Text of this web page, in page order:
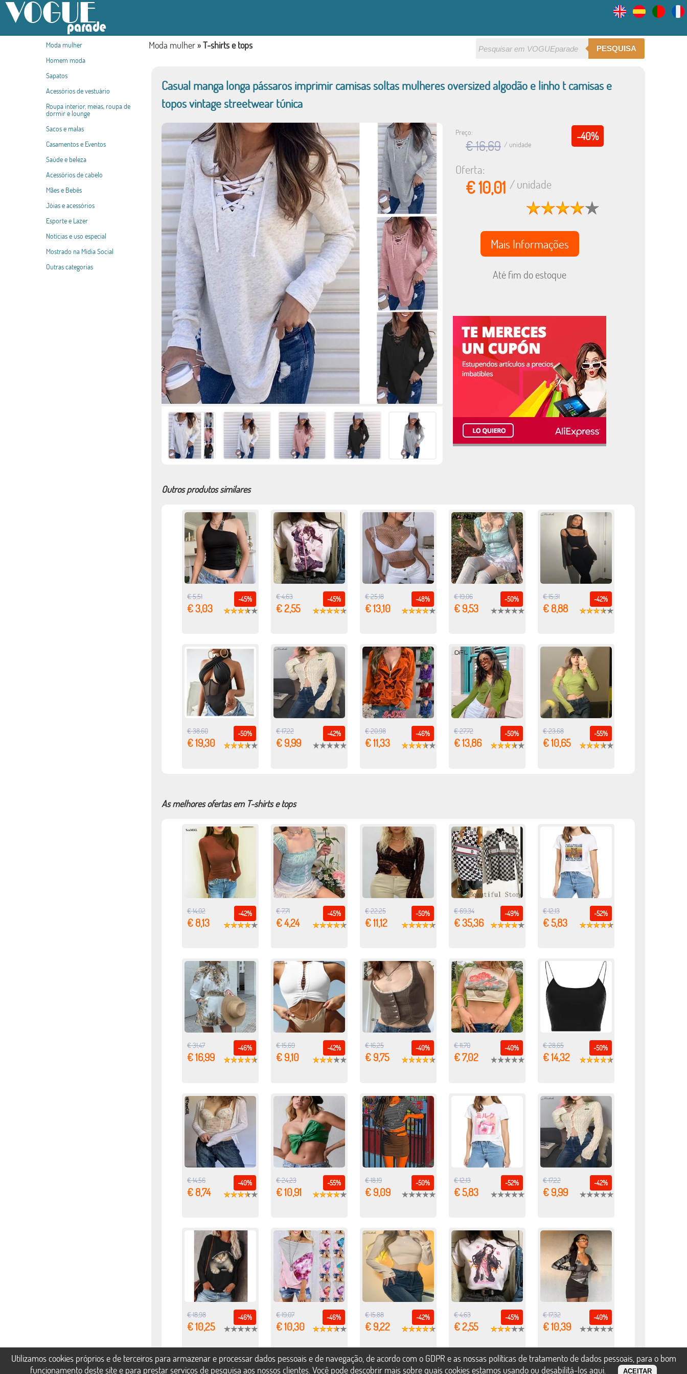
Moda mulher
Homem moda
Sapatos
Acessórios de vestuário
Roupa interior, meias, roupa de
dormir e lounge
Sacos e malas
Casamentos e Eventos
Saúde e beleza
Acessórios de cabelo
Mães e Bebês
Jóias e acessórios
Esporte e Lazer
Notícias e uso especial
Mostrado na Mídia Social
Outras categorias
PESQUISA
Moda mulher »T-shirts e tops
Casual manga longa pássaros imprimir camisas soltas mulheres oversized algodão e linho t camisas e
topos vintage streetwear túnica
-40%
Preço:
€ 16,69 / unidade
Oferta:
€ 10,01 / unidade
Mais Informações
Até fim do estoque
Outros produtos similares
-45%
€ 5,51
€ 3,03
-45%
€ 4,63
€ 2,55
-48%
€ 25,18
€ 13,10
-50%
€ 19,06
€ 9,53
-42%
€ 15,31
€ 8,88
-50%
€ 38,60
€ 19,30
-42%
€ 17,22
€ 9,99
-46%
€ 20,98
€ 11,33
-50%
€ 27,72
€ 13,86
-55%
€ 23,68
€ 10,65
As melhores ofertas em T-shirts e tops
-42%
€ 14,02
€ 8,13
-45%
€ 7,71
€ 4,24
-50%
€ 22,25
€ 11,12
-49%
€ 69,34
€ 35,36
-52%
€ 12,13
€ 5,83
-46%
€ 31,47
€ 16,99
-42%
€ 15,69
€ 9,10
-40%
€ 16,25
€ 9,75
-40%
€ 11,70
€ 7,02
-50%
€ 28,65
€ 14,32
-40%
€ 14,56
€ 8,74
-55%
€ 24,23
€ 10,91
-50%
€ 18,19
€ 9,09
-52%
€ 12,13
€ 5,83
-42%
€ 17,22
€ 9,99
-46%
€ 18,98
€ 10,25
-46%
€ 19,07
€ 10,30
-42%
€ 15,88
€ 9,22
-45%
€ 4,63
€ 2,55
-40%
€ 17,32
€ 10,39
Utilizamos cookies próprios e de terceiros para armazenar e processar dados pessoais e de navegação, de acordo com o GDPR e as nossas políticas de tratamento de dados pessoais, para o bom
funcionamento deste site e para prestar serviços de pesquisa aos nossos clientes. Você pode descobrir mais sobre quais cookies estamos usando ou desabilitá-losaqui. ACEITAR